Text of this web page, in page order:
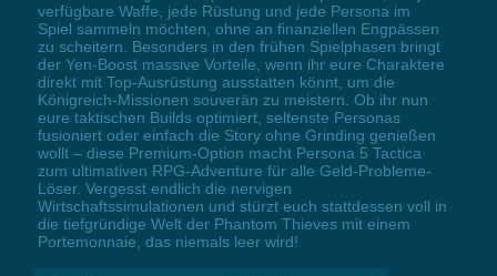
verfügbare Waffe, jede Rüstung und jede Persona im
Spiel sammeln möchten, ohne an finanziellen Engpässen
zu scheitern. Besonders in den frühen Spielphasen bringt
der Yen-Boost massive Vorteile, wenn ihr eure Charaktere
direkt mit Top-Ausrüstung ausstatten könnt, um die
Königreich-Missionen souverän zu meistern. Ob ihr nun
eure taktischen Builds optimiert, seltenste Personas
fusioniert oder einfach die Story ohne Grinding genießen
wollt – diese Premium-Option macht Persona 5 Tactica
zum ultimativen RPG-Adventure für alle Geld-Probleme-
Löser. Vergesst endlich die nervigen
Wirtschaftssimulationen und stürzt euch stattdessen voll in
die tiefgründige Welt der Phantom Thieves mit einem
Portemonnaie, das niemals leer wird!